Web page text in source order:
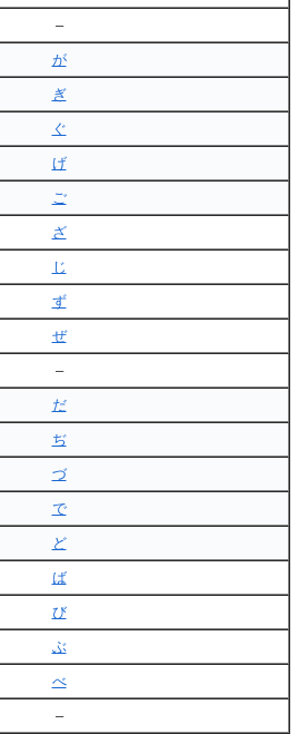
–
が
ぎ
ぐ
げ
ご
ざ
じ
ず
ぜ
–
だ
ぢ
づ
で
ど
ば
び
ぶ
べ
–